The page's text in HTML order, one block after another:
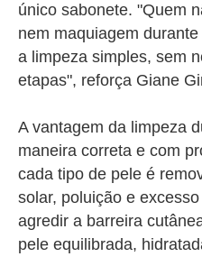
único sabonete. "Quem
nem maquiagem
a limpeza simples, sem
etapas", reforça Giane
A vantagem da limpeza
maneira correta e com
cada tipo de pele é
solar, poluição e
agredir a barreira
pele equilibrada,